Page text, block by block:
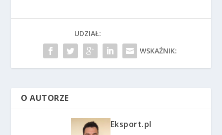
UDZIAŁ:
WSKAŹNIK:
O AUTORZE
Eksport.pl